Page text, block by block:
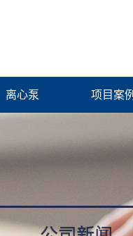
离心泵 项目案例